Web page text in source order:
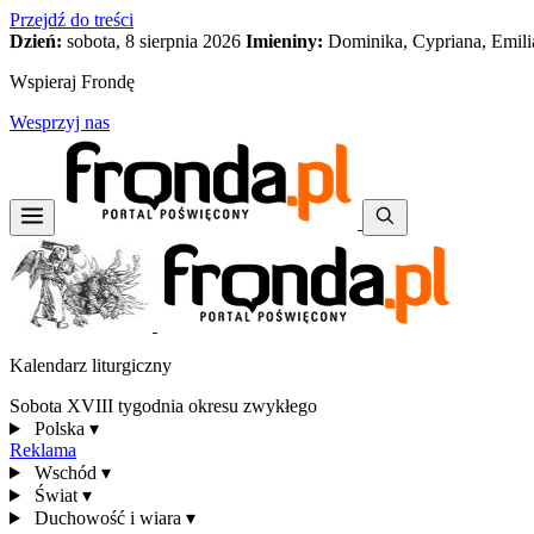
Przejdź do treści
Dzień: sobota, 8 sierpnia 2026 Imieniny: Dominika, Cypriana,
Wspieraj Frondę
Wesprzyj nas
Kalendarz liturgiczny
Sobota XVIII tygodnia okresu zwykłego
Polska ▾
Reklama
Wschód ▾
Świat ▾
Duchowość i wiara ▾